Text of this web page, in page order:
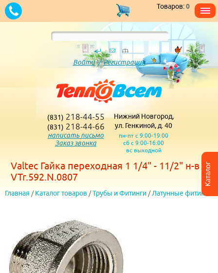
Каталог
Товаров:0
Войти/Регистрация
(831) 218-44-55
(831) 218-44-66
написать письмо
Заказ звонка
Нижний Новгород,
ул. Генкиной, д. 40
пн-пт с 9:00-19:00
сб с 9:00-16:00
вс выходной
Valtec Гайка переходная 1 1/4" - 11/2" н-в
VTr.592.N.0807
Главная / Каталог товаров /Трубы и Фитинги / Латунные фитинги